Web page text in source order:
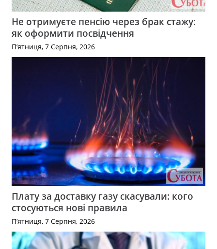
Не отримуєте пенсію через брак стажу:
як оформити посвідчення
П’ятниця, 7 Серпня, 2026
Плату за доставку газу скасували: кого
стосуються нові правила
П’ятниця, 7 Серпня, 2026